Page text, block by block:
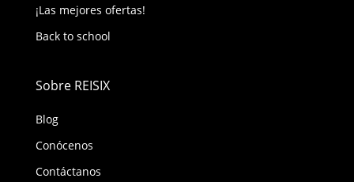
¡Las mejores ofertas!
Back to school
Sobre REISIX
Blog
Conócenos
Contáctanos